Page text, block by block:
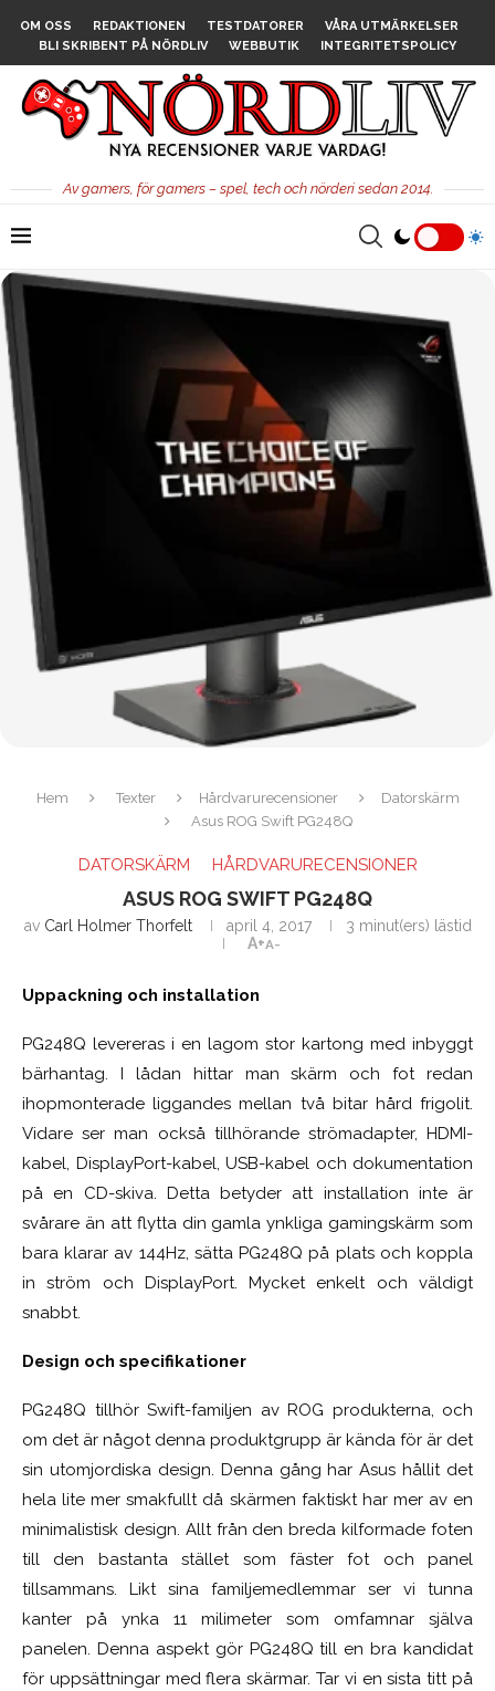
OM OSS REDAKTIONEN TESTDATORER
VÅRA UTMÄRKELSER
BLI SKRIBENT PÅ NÖRDLIV
WEBBUTIK INTEGRITETSPOLICY
Av gamers, för gamers – spel, tech och nörderi sedan 2014.
Hem Texter Hårdvarurecensioner
Datorskärm
Asus ROG Swift PG248Q
DATORSKÄRM HÅRDVARURECENSIONER
ASUS ROG SWIFT PG248Q
av Carl Holmer Thorfelt april 4, 2017
3 minut(ers) lästid
A+A-
Uppackning och installation
PG248Q levereras i en lagom stor kartong med inbyggt
bärhantag. I lådan hittar man skärm och fot redan
ihopmonterade liggandes mellan två bitar hård frigolit.
Vidare ser man också tillhörande strömadapter, HDMI-
kabel, DisplayPort-kabel, USB-kabel och dokumentation
på en CD-skiva. Detta betyder att installation inte är
svårare än att flytta din gamla ynkliga gamingskärm som
bara klarar av 144Hz, sätta PG248Q på plats och koppla
in ström och DisplayPort. Mycket enkelt och väldigt
snabbt.
Design och specifikationer
PG248Q tillhör Swift-familjen av ROG produkterna, och
om det är något denna produktgrupp är kända för är det
sin utomjordiska design. Denna gång har Asus hållit det
hela lite mer smakfullt då skärmen faktiskt har mer av en
minimalistisk design. Allt från den breda kilformade foten
till den bastanta stället som fäster fot och panel
tillsammans. Likt sina familjemedlemmar ser vi tunna
kanter på ynka 11 milimeter som omfamnar själva
panelen. Denna aspekt gör PG248Q till en bra kandidat
för uppsättningar med flera skärmar. Tar vi en sista titt på